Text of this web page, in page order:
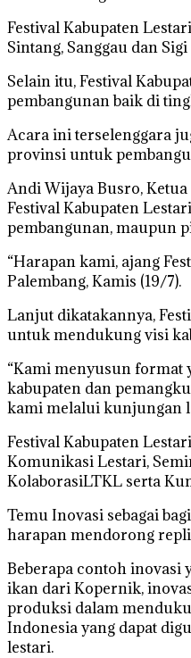
Festival Kabupaten
Sintang, Sanggau dan
Selain itu, Festival
pembangunan baik di
Acara ini terselenggara
provinsi untuk
Andi Wijaya Busro,
Festival Kabupaten
pembangunan, maupun
“Harapan kami, ajang
Palembang, Kamis (19/7).
Lanjut dikatakannya,
untuk mendukung visi
“Kami menyusun format
kabupaten dan
kami melalui kunjungan
Festival Kabupaten
Komunikasi Lestari,
KolaborasiLTKL serta
Temu Inovasi sebagai
harapan mendorong
Beberapa contoh inovasi
ikan dari Kopernik,
produksi dalam
Indonesia yang dapat
lestari.